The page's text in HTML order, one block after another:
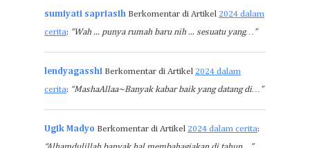
sumiyati sapriasih Berkomentar di Artikel 2024 dalam
cerita: “Wah ... punya rumah baru nih ... sesuatu yang…”
lendyagasshi Berkomentar di Artikel 2024 dalam
cerita: “MashaAllaa~Banyak kabar baik yang datang di…”
Ugik Madyo Berkomentar di Artikel 2024 dalam cerita: